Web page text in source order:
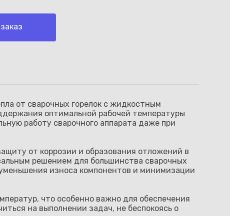
от сварочных горелок с жидкостным
оптимальной рабочей температуры
работу сварочного аппарата даже при
от коррозии и образования отложений в
решением для большинства сварочных
износа компонентов и минимизации
что особенно важно для обеспечения
на выполнении задач, не беспокоясь о